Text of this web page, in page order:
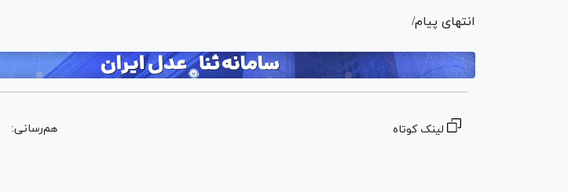
انتهای پیام/
لینک کوتاه هم‌رسانی: